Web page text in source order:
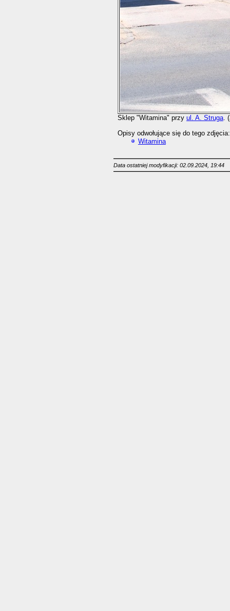
Sklep "Witamina" przy ul. A. Struga.
Opisy odwołujące się do tego zdjęcia:
Witamina
Data ostatniej modyfikacji: 02.09.2024, 19:44